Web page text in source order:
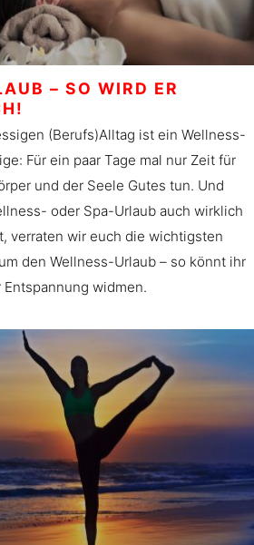
– SO WIRD ER
(Berufs)Alltag ist ein Wellness-
Für ein paar Tage mal nur Zeit für
und der Seele Gutes tun. Und
oder Spa-Urlaub auch wirklich
verraten wir euch die wichtigsten
den Wellness-Urlaub – so könnt ihr
widmen.